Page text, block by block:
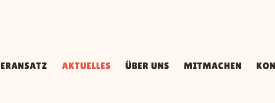
AKTUELLES ÜBER UNS MITMACHEN